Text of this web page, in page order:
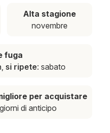
Alta stagione
novembre
fuga
si ripete: sabato
per acquistare
di anticipo